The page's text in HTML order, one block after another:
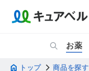
お薬
トップ 商品を探す